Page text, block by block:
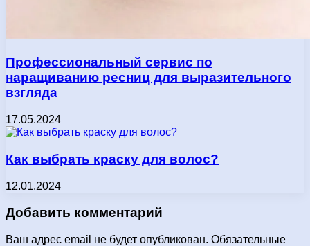
Профессиональный сервис по
наращиванию ресниц для выразительного
взгляда
17.05.2024
Как выбрать краску для волос?
12.01.2024
Добавить комментарий
Ваш адрес email не будет опубликован. Обязательные